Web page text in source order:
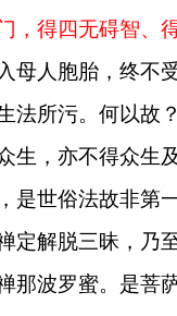
，得四无碍智、
母人胞胎，终不
法所污。何以故
生，亦不得众生
是世俗法故非第
定解脱三昧，乃
那波罗蜜。是菩